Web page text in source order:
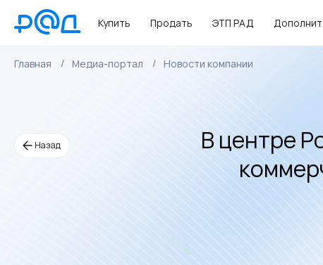
Купить Продать ЭТП РАД
Главная Медиа-портал Новости компании
Назад
В центре